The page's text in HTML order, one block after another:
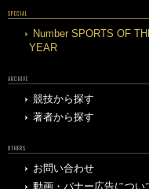
SPECIAL
Number SPORTS OF
YEAR
ARCHIVE
競技から探す
著者から探す
OTHERS
お問い合わせ